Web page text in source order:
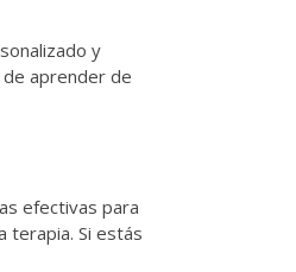
y
aprender de
efectivas para
terapia. Si estás